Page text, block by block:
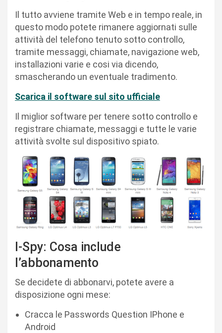
Il tutto avviene tramite Web e in tempo reale, in
questo modo potete rimanere aggiornati sulle
attività del telefono tenuto sotto controllo,
tramite messaggi, chiamate, navigazione web,
installazioni varie e cosi via dicendo,
smascherando un eventuale tradimento.
Scarica il software sul sito ufficiale
Il miglior software per tenere sotto controllo e
registrare chiamate, messaggi e tutte le varie
attività svolte sul dispositivo spiato.
I-Spy: Cosa include
l’abbonamento
Se decidete di abbonarvi, potete avere a
disposizione ogni mese:
Cracca le Passwords Question IPhone e
Android